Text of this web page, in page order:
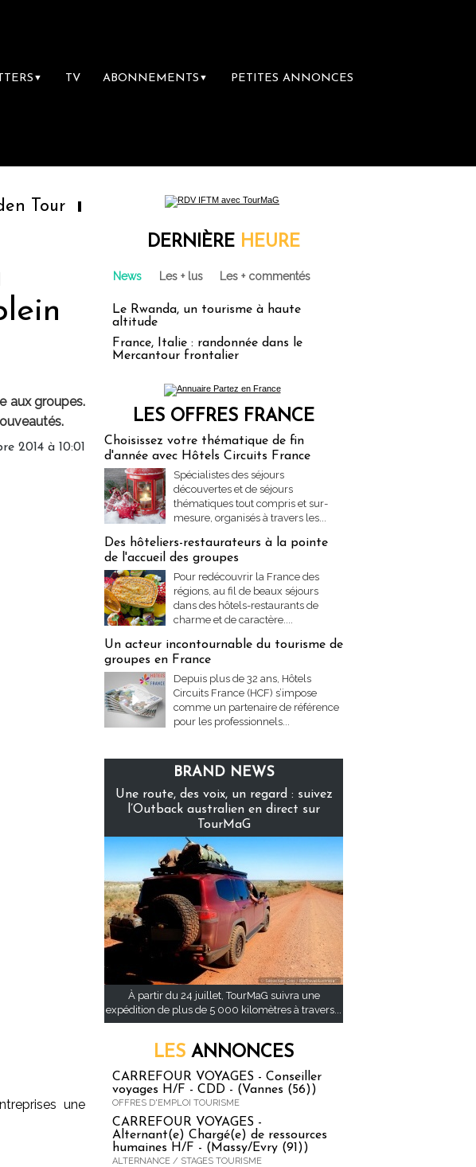
▼ TV ABONNEMENTS ▼ PETITES ANNONCES
L’accès aux vacances : un droit inachevé totalement
aux groupes.
2014 à 10:01
une
DERNIÈRE HEURE
News Les + lus Les + commentés
Le Rwanda, un tourisme à haute
altitude
France, Italie : randonnée dans le
Mercantour frontalier
LES OFFRES FRANCE
Choisissez votre thématique de fin
d'année avec Hôtels Circuits France
Spécialistes des séjours
découvertes et de séjours
thématiques tout compris et sur-
mesure, organisés à travers les...
Des hôteliers-restaurateurs à la pointe
de l'accueil des groupes
Pour redécouvrir la France des
régions, au fil de beaux séjours
dans des hôtels-restaurants de
charme et de caractère....
Un acteur incontournable du tourisme de
groupes en France
Depuis plus de 32 ans, Hôtels
Circuits France (HCF) s’impose
comme un partenaire de référence
pour les professionnels...
BRAND NEWS
Une route, des voix, un regard : suivez
l’Outback australien en direct sur
TourMaG
À partir du 24 juillet, TourMaG suivra une
expédition de plus de 5 000 kilomètres à travers...
LES ANNONCES
CARREFOUR VOYAGES - Conseiller
voyages H/F - CDD - (Vannes (56))
OFFRES D'EMPLOI TOURISME
CARREFOUR VOYAGES -
Alternant(e) Chargé(e) de ressources
humaines H/F - (Massy/Evry (91))
ALTERNANCE / STAGES TOURISME